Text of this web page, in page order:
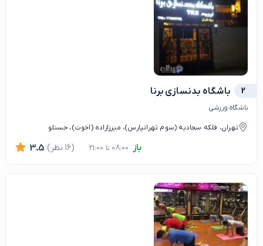
2 باشگاه بدنسازی برنا
باشگاه ورزشی
تهران، فلکه سجادیه (سوم تهرانپارس)، میرزازاده (اخوت)، حسنلو
باز 3.5 (16 نظر)